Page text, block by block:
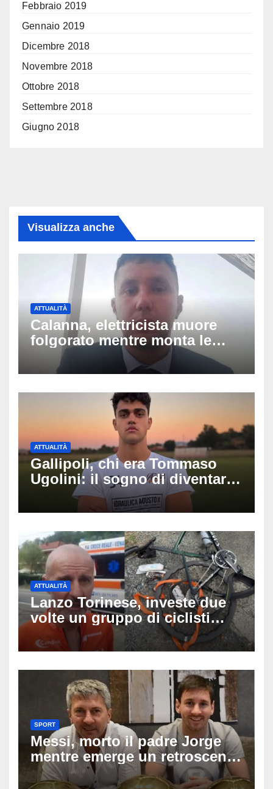
Febbraio 2019
Gennaio 2019
Dicembre 2018
Novembre 2018
Ottobre 2018
Settembre 2018
Giugno 2018
Visualizza anche
ATTUALITÀ
Calanna, elettricista muore
folgorato mentre monta le
luminarie della festa: chi era
Fabio Calabrò e cosa è
ATTUALITÀ
Gallipoli, chi era Tommaso
Ugolini: il sogno di diventare
medico e la fascia da
capitano, il dolore di Bologna
ATTUALITÀ
Lanzo Torinese, investe due
volte un gruppo di ciclisti
dopo una lite: arrestato
73enne, il racconto choc di un
SPORT
Messi, morto il padre Jorge
mentre emerge un retroscena
choc: le minacce di morte al